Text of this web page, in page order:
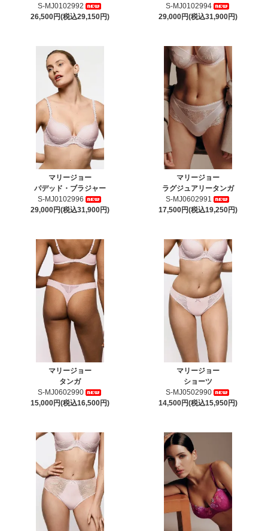
S-MJ0102992
26,500円(税込29,150円)
S-MJ0102994
29,000円(税込31,900円)
マリージョー
パデッド・ブラジャー
S-MJ0102996
29,000円(税込31,900円)
マリージョー
ラグジュアリータンガ
S-MJ0602991
17,500円(税込19,250円)
マリージョー
タンガ
S-MJ0602990
15,000円(税込16,500円)
マリージョー
ショーツ
S-MJ0502990
14,500円(税込15,950円)